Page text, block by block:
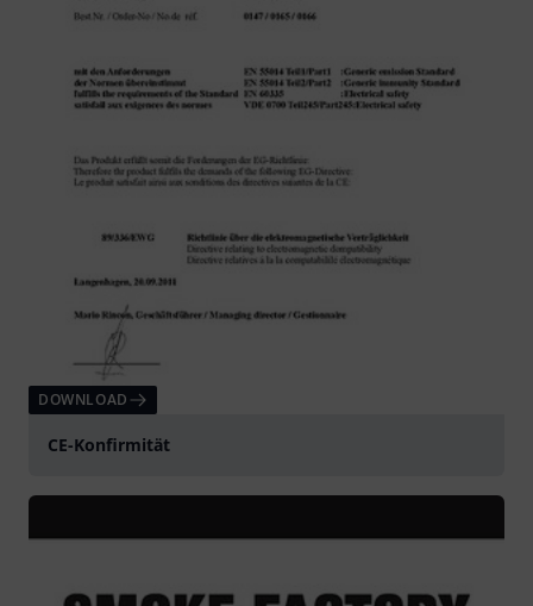
DOWNLOAD
CE-Konfirmität